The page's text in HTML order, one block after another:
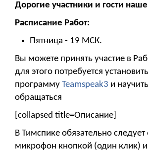
Дорогие участники и гости
Расписание Работ:
Пятница - 19 МСК.
Вы можете принять участие в
для этого потребуется установить
программу Teamspeak3 и
обращаться
[collapsed title=Описание]
В Тимспике обязательно
микрофон кнопкой (один клик) и